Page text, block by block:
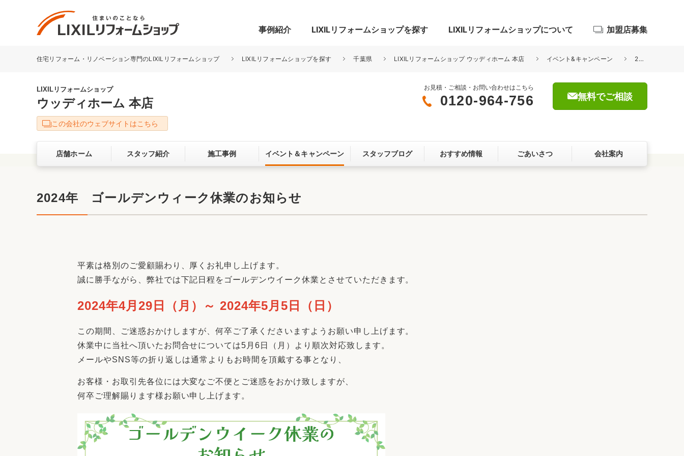
事例紹介
リフォーム事例を探す
キッチン
洗面化粧室 トイレ 玄関まわり 門まわり 屋根・外壁
ベランダ・バルコニー ガーデンスペース カースペース
お客さまの声 3Dシミュレーション
LIXILリフォームショップを探す LIXILリフォームショップについて
LIXILリフォームショップについて
サービス向上・品質改善の取り組み お客さま満足度アンケート
ここちいい暮らしをつくる、価値・性能向上
リフォームコンシェルジュ® ライフスタイルコンパス
中古物件探しから性能向上リフォームをワン
リフォームお役立ち情報
加盟店募集
住宅リフォーム・リノベーション専門のLIXILリフォームショップ LIXILリフォームショップを探す 千葉県 LIXILリフォームショップ ウッディホーム 本店 イベント&キャンペーン 2024年 ゴールデンウィーク休業のお知らせ
LIXILリフォームショップ
ウッディホーム 本店
お見積・ご相談・お問い合わせはこちら
0120-964-756 無料でご相談
この会社のウェブサイトはこちら
店舗ホーム スタッフ紹介 施工事例 イベント＆キャンペーン スタッフブログ おすすめ情報 ごあいさつ 会社案内
2024年 ゴールデンウィーク休業のお知らせ
平素は格別のご愛顧賜わり、厚くお礼申し上げます。
誠に勝手ながら、弊社では下記日程をゴールデンウイーク休業とさせていただきます。
2024年4月29日（月）～ 2024年5月5日（日）
この期間、ご迷惑おかけしますが、何卒ご了承くださいますようお願い申し上げます。
休業中に当社へ頂いたお問合せについては5月6日（月）より順次対応致します。
メールやSNS等の折り返しは通常よりもお時間を頂戴する事となり、
お客様・お取引先各位には大変なご不便とご迷惑をおかけ致しますが、
何卒ご理解賜ります様お願い申し上げます。